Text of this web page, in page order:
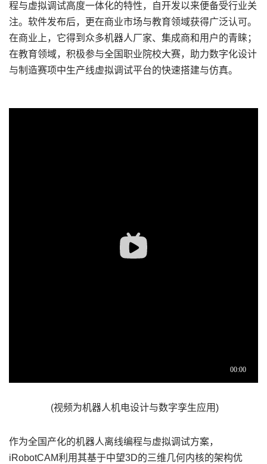
程与虚拟调试高度一体化的特性，自开发以来便备受行业关
注。软件发布后，更在商业市场与教育领域获得广泛认可。
在商业上，它得到众多机器人厂家、集成商和用户的青睐；
在教育领域，积极参与全国职业院校大赛，助力数字化设计
与制造赛项中生产线虚拟调试平台的快速搭建与仿真。
(视频为机器人机电设计与数字孪生应用)
作为全国产化的机器人离线编程与虚拟调试方案，
iRobotCAM利用其基于中望3D的三维几何内核的架构优